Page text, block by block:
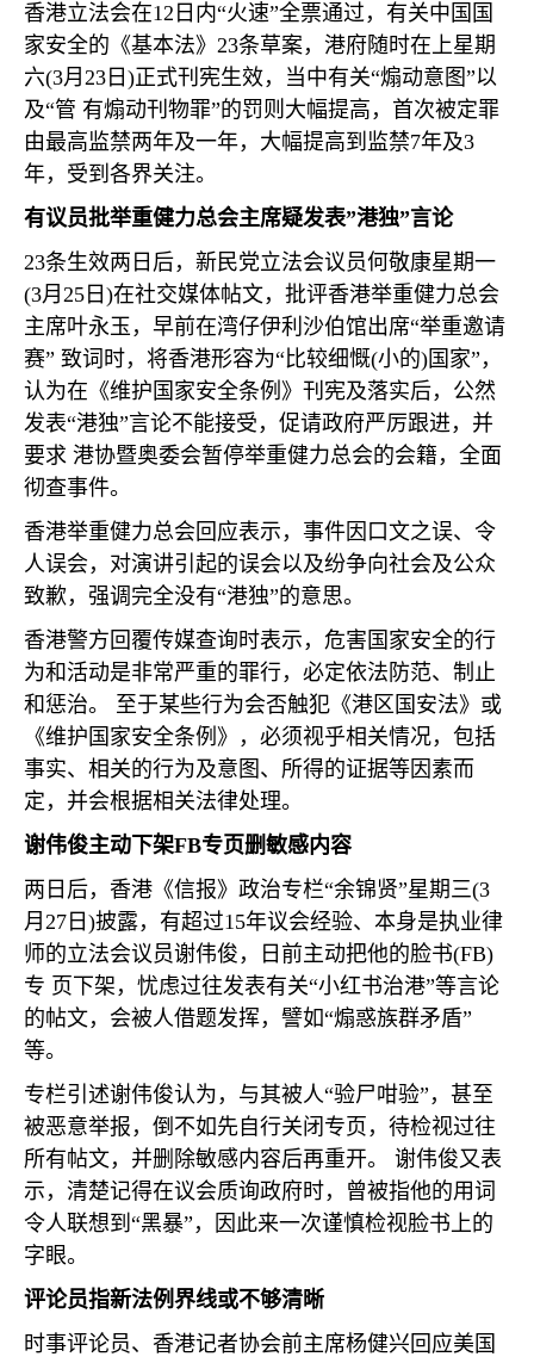
香港立法会在12 日内“火速”全票通过，有关中国国
家安全的《基本法》 23条草案，港府随时在上星期
六(3月 23 日 )正式刊宪生效，当中有关“煽动意图”以
及“管 有煽动刊物罪”的罚则大幅提高，首次被定罪
由最高监禁两年及一年，大幅提高到监禁7年及3
年，受到各界关注。
有议员批举重健力总会主席疑发表”港独”言论
23条生效两日后，新民党立法会议员何敬康星期一
(3月 25 日 )在社交媒体帖文，批评香港举重健力总会
主席叶永玉，早前在湾仔伊利沙伯馆出席“举重邀请
赛” 致词时，将香港形容为“比较细慨(小的)国家”，
认为在《维护国家安全条例》刊宪及落实后，公然
发表“港独”言论不能接受，促请政府严厉跟进，并
要求 港协暨奥委会暂停举重健力总会的会籍，全面
彻查事件。
香港举重健力总会回应表示，事件因口文之误、令
人误会，对演讲引起的误会以及纷争向社会及公众
致歉，强调完全没有“港独”的意思。
香港警方回覆传媒查询时表示，危害国家安全的行
为和活动是非常严重的罪行，必定依法防范、制止
和惩治。 至于某些行为会否触犯《港区国安法》或
《维护国家安全条例》，必须视乎相关情况，包括
事实、相关的行为及意图、所得的证据等因素而
定，并会根据相关法律处理。
谢伟俊主动下架FB专页删敏感内容
两日后，香港《信报》政治专栏“余锦贤”星期三(3
月 27 日 )披露，有超过15年议会经验、本身是执业律
师的立法会议员谢伟俊，日前主动把他的脸书(FB)
专 页下架，忧虑过往发表有关“小红书治港”等言论
的帖文，会被人借题发挥，譬如“煽惑族群矛盾”
等。
专栏引述谢伟俊认为，与其被人“验尸咁验”，甚至
被恶意举报，倒不如先自行关闭专页，待检视过往
所有帖文，并删除敏感内容后再重开。 谢伟俊又表
示，清楚记得在议会质询政府时，曾被指他的用词
令人联想到“黑暴”，因此来一次谨慎检视脸书上的
字眼。
评论员指新法例界线或不够清晰
时事评论员、香港记者协会前主席杨健兴回应美国